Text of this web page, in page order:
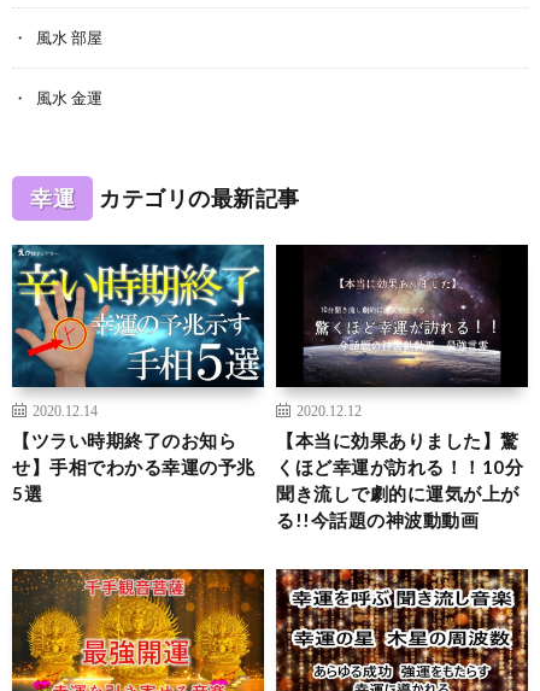
風水 部屋
風水 金運
幸運 カテゴリの最新記事
2020.12.14
【ツラい時期終了のお知ら
せ】手相でわかる幸運の予兆
5選
2020.12.12
【本当に効果ありました】驚
くほど幸運が訪れる！！10分
聞き流しで劇的に運気が上が
る!!今話題の神波動動画